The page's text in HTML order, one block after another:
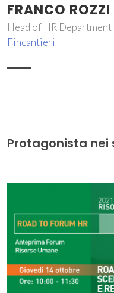
FRANCO ROZZI
Head of HR
Fincantieri
Protagonista nei